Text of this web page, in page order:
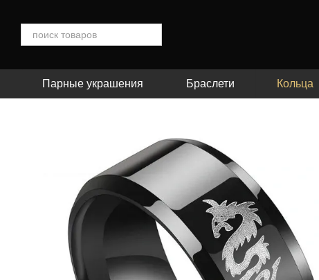
Парные украшения Браслети Кольца